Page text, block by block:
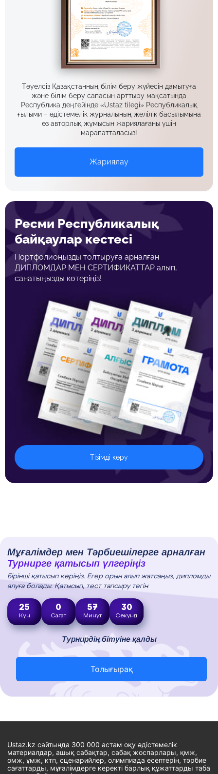
Тәуелсіз Қазақстанның білім беру жүйесін дамытуға
және білім беру сапасын арттыру мақсатында
Республика деңгейінде «Ustaz tilegi» Республикалық
ғылыми – әдістемелік журналының желілік басылымына
өз авторлық жұмысын жариялағаны үшін
марапатталасыз!
Жариялау
Ресми Республикалық
байқаулар кестесі
Портфолиоңызды толтыруға арналған
ДИПЛОМДАР МЕН СЕРТИФИКАТТАР алып,
санатыңызды көтеріңіз!
Тізімді көру
Мұғалімдер мен Тәрбиешілерге арналған
Турнирге қатысып үлгеріңіз
Бірінші қатысып көріңіз. Егер орын алып жатсаңыз, дипломды
алуға болады. Қатысып, тест тапсыру тегін
25
Күн
0
Сағат
57
Минут
29
Секунд
Турнирдің бітуіне қалды
Толығырақ
Ustaz.kz сайтында 300 000 астам оқу әдістемелік
материалдар, ашық сабақтар, сабақ жоспарлары, қмж,
омж, ұмж, ктп, сценарийлер, олимпиада есептерін, тәрбие
сағаттарды, мұғалімдерге керекті барлық құжаттарды таба